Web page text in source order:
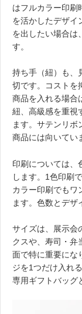
はフルカラー印刷
を活かしたデザイ
を出したい場合は
す。
持ち手（紐）も、
切です。コストを
商品を入れる場合
紐、高級感を重視
ます。サテンリボ
商品には向いてい
印刷については、
します。1色印刷
カラー印刷でもワ
ます。色数とデザ
サイズは、展示会
クスや、寿司・弁
面で特に重要にな
ジを1つだけ入れ
専用ギフトバッグ